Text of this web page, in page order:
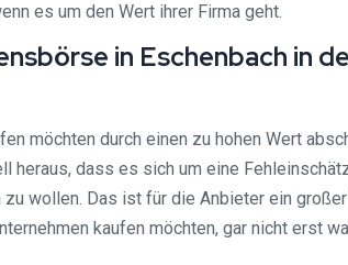
es um den Wert ihrer Firma geht.
in Eschenbach in
möchten durch einen zu hohen Wert
dass es sich um eine
wollen. Das ist für die Anbieter ein
kaufen möchten, gar nicht erst